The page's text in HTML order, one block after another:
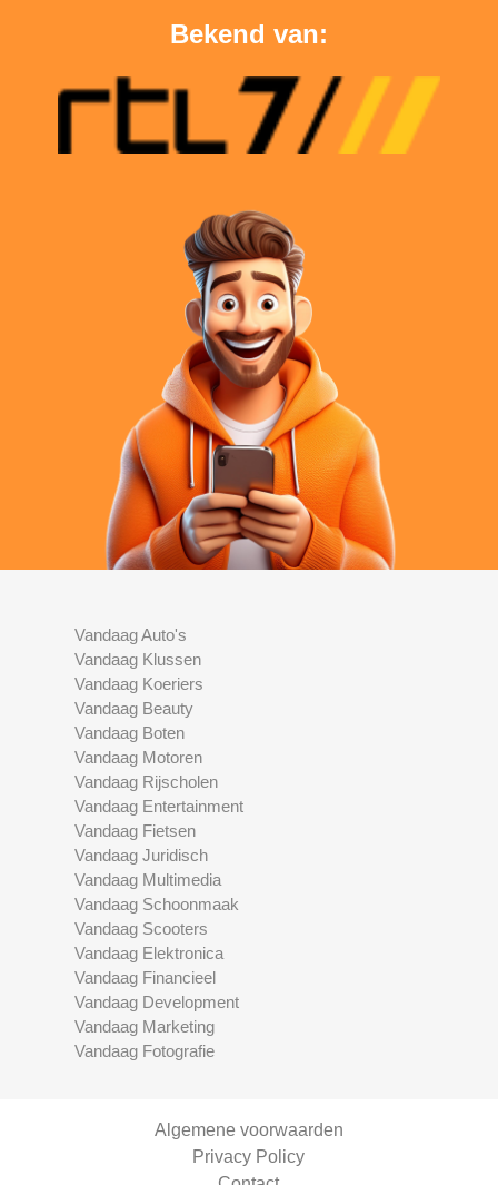
Bekend van:
Vandaag Auto's
Vandaag Klussen
Vandaag Koeriers
Vandaag Beauty
Vandaag Boten
Vandaag Motoren
Vandaag Rijscholen
Vandaag Entertainment
Vandaag Fietsen
Vandaag Juridisch
Vandaag Multimedia
Vandaag Schoonmaak
Vandaag Scooters
Vandaag Elektronica
Vandaag Financieel
Vandaag Development
Vandaag Marketing
Vandaag Fotografie
Algemene voorwaarden
Privacy Policy